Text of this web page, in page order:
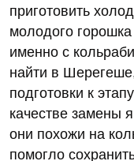
приготовить
молодого
именно с
найти в
подготовки к
качестве замены
они похожи на
помогло